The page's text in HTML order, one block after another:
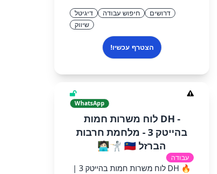
דרושים חיפוש עבודה
דיגיטל
שיווק
הצטרף עכשיו!
WhatsApp
- DH לוח משרות חמות
בהייטק 3 - מלחמת חרבות
הברזל 🇮🇱 🤺🧑🏻‍💻
עבודה
🔥 DH לוח משרות חמות בהייטק 3 |